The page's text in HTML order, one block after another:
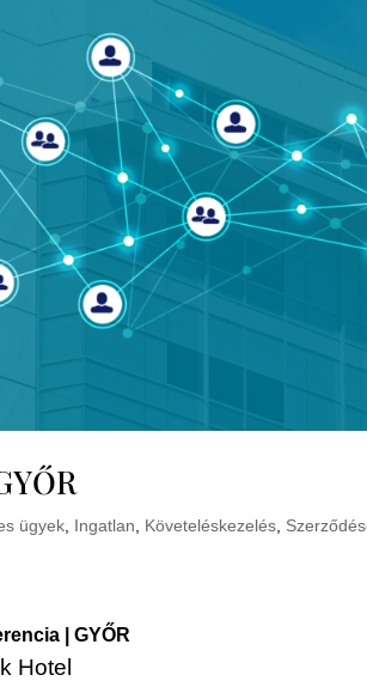
ügyek Ingatlan Követeléskezelés
| GYŐR
Hotel